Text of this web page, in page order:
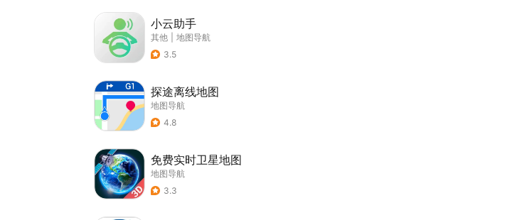
小云助手
其他
地图导航
3.5
探途离线地图
地图导航
4.8
免费实时卫星地图
地图导航
3.3